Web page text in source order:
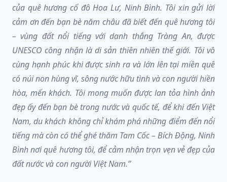
của quê hương cố đô Hoa Lư, Ninh Bình. Tôi xin gửi lời
cảm ơn đến bạn bè năm châu đã biết đến quê hương tôi
– vùng đất nổi tiếng với danh thắng Tràng An, được
UNESCO công nhận là di sản thiên nhiên thế giới. Tôi vô
cùng hạnh phúc khi được sinh ra và lớn lên tại miền quê
có núi non hùng vĩ, sông nước hữu tình và con người hiền
hòa, mến khách. Tôi mong muốn được lan tỏa hình ảnh
đẹp ấy đến bạn bè trong nước và quốc tế, để khi đến Việt
Nam, du khách không chỉ khám phá những điểm đến nổi
tiếng mà còn có thể ghé thăm Tam Cốc – Bích Động, Ninh
Bình nơi quê hương tôi, để cảm nhận trọn vẹn vẻ đẹp của
đất nước và con người Việt Nam.”